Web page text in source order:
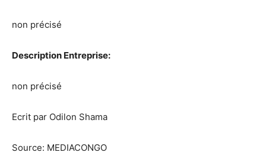
non précisé
Description Entreprise:
non précisé
Ecrit par Odilon Shama
Source: MEDIACONGO